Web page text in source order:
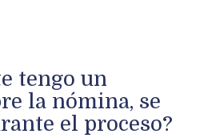
tengo un
la nómina, se
el proceso?